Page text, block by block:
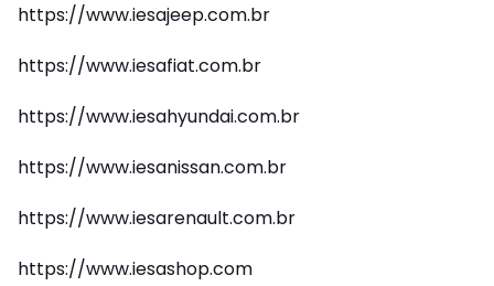
https://www.iesajeep.com.br
https://www.iesafiat.com.br
https://www.iesahyundai.com.br
https://www.iesanissan.com.br
https://www.iesarenault.com.br
https://www.iesashop.com